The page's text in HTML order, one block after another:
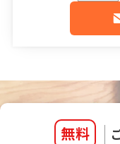
無料